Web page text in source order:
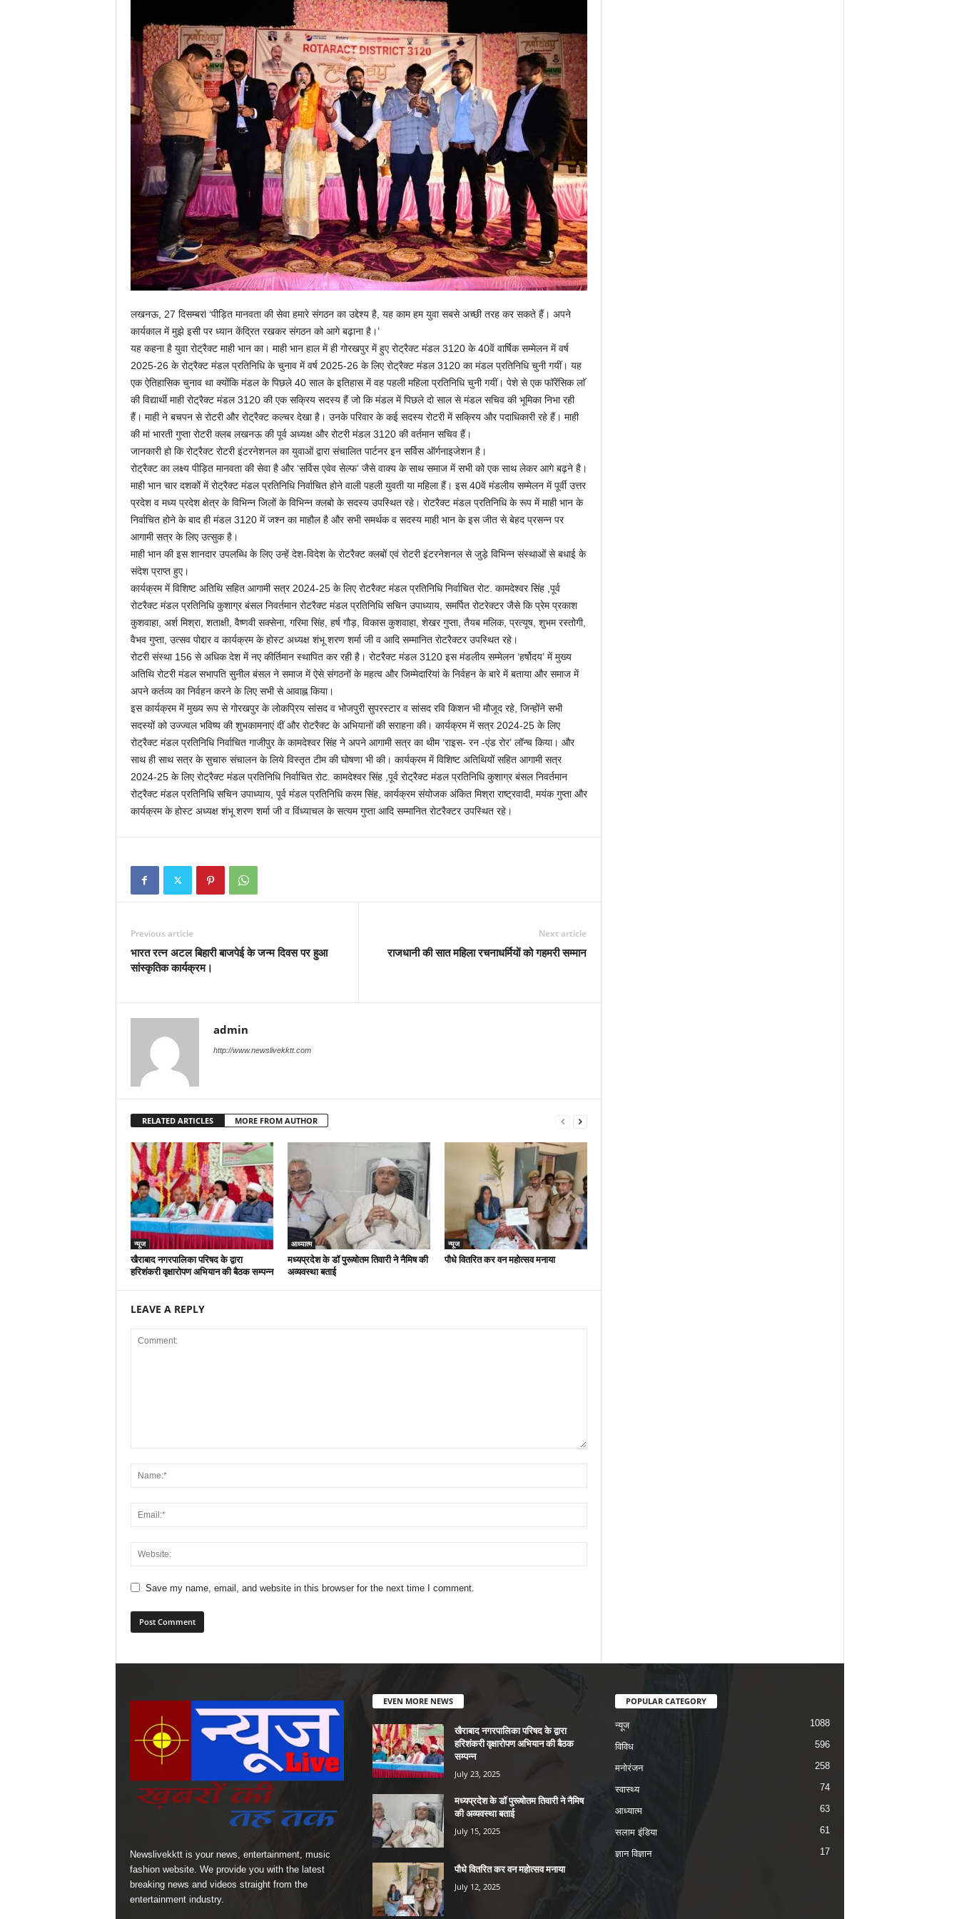
लखनऊ, 27 दिसम्बरl ‘पीड़ित मानवता की सेवा हमारे संगठन का उद्देश्य है, यह काम हम युवा सबसे अच्छी तरह कर सकते हैं। अपने
कार्यकाल में मुझे इसी पर ध्यान केंद्रित रखकर संगठन को आगे बढ़ाना है।’
यह कहना है युवा रोट्रैक्ट माही भान का। माही भान हाल में ही गोरखपुर में हुए रोट्रैक्ट मंडल 3120 के 40वें वार्षिक सम्मेलन में वर्ष
2025-26 के रोट्रैक्ट मंडल प्रतिनिधि के चुनाव में वर्ष 2025-26 के लिए रोट्रैक्ट मंडल 3120 का मंडल प्रतिनिधि चुनी गयीं। यह
एक ऐतिहासिक चुनाव था क्योंकि मंडल के पिछले 40 साल के इतिहास में वह पहली महिला प्रतिनिधि चुनी गयीं। पेशे से एक फॉरेंसिक लाॅ
की विद्यार्थी माही रोट्रैक्ट मंडल 3120 की एक सक्रिय सदस्य हैं जो कि मंडल में पिछले दो साल से मंडल सचिव की भूमिका निभा रही
हैं। माही ने बचपन से रोटरी और रोट्रैक्ट कल्चर देखा है। उनके परिवार के कई सदस्य रोटरी में सक्रिय और पदाधिकारी रहे हैं। माही
की मां भारती गुप्ता रोटरी क्लब लखनऊ की पूर्व अध्यक्ष और रोटरी मंडल 3120 की वर्तमान सचिव हैं।
जानकारी हो कि रोट्रैक्ट रोटरी इंटरनेशनल का युवाओं द्वारा संचालित पार्टनर इन सर्विस ऑर्गनाइजेशन है।
रोट्रैक्ट का लक्ष्य पीड़ित मानवता की सेवा है और ‘सर्विस एवेव सेल्फ’ जैसे वाक्य के साथ समाज में सभी को एक साथ लेकर आगे बढ़ने है।
माही भान चार दशकों में रोट्रैक्ट मंडल प्रतिनिधि निर्वाचित होने वाली पहली युवती या महिला हैं। इस 40वें मंडलीय सम्मेलन में पूर्वी उत्तर
प्रदेश व मध्य प्रदेश क्षेत्र के विभिन्न जिलों के विभिन्न क्लबो के सदस्य उपस्थित रहे। रोटरैक्ट मंडल प्रतिनिधि के रूप में माही भान के
निर्वाचित होने के बाद ही मंडल 3120 में जश्न का माहौल है और सभी समर्थक व सदस्य माही भान के इस जीत से बेहद प्रसन्न पर
आगामी सत्र के लिए उत्सुक है।
माही भान की इस शानदार उपलब्धि के लिए उन्हें देश-विदेश के रोटरैक्ट क्लबों एवं रोटरी इंटरनेशनल से जुड़े विभिन्न संस्थाओं से बधाई के
संदेश प्राप्त हुए।
कार्यक्रम में विशिष्ट अतिथि सहित आगामी सत्र 2024-25 के लिए रोटरैक्ट मंडल प्रतिनिधि निर्वाचित रोट. कामदेश्वर सिंह ,पूर्व
रोटरैक्ट मंडल प्रतिनिधि कुशाग्र बंसल निवर्तमान रोटरैक्ट मंडल प्रतिनिधि सचिन उपाध्याय, समर्पित रोटरेक्टर जैसे कि प्रेम प्रकाश
कुशवाहा, अर्श मिश्रा, शताक्षी, वैष्णवी सक्सेना, गरिमा सिंह, हर्ष गौड़, विकास कुशवाहा, शेखर गुप्ता, तैयब मलिक, प्रत्यूष, शुभम रस्तोगी,
वैभव गुप्ता, उत्सव पोद्दार व कार्यक्रम के होस्ट अध्यक्ष शंभू शरण शर्मा जी व आदि सम्मानित रोटरैक्टर उपस्थित रहे।
रोटरी संस्था 156 से अधिक देश में नए कीर्तिमान स्थापित कर रही है। रोटरैक्ट मंडल 3120 इस मंडलीय सम्मेलन ‘हर्षोदय’ में मुख्य
अतिथि रोटरी मंडल सभापति सुनील बंसल ने समाज में ऐसे संगठनों के महत्व और जिम्मेदारियां के निर्वहन के बारे में बताया और समाज में
अपने कर्तव्य का निर्वहन करने के लिए सभी से आवाह्न किया।
इस कार्यक्रम में मुख्य रूप से गोरखपुर के लोकप्रिय सांसद व भोजपुरी सुपरस्टार व सांसद रवि किशन भी मौजूद रहे, जिन्होंने सभी
सदस्यों को उज्ज्वल भविष्य की शुभकामनाएं दीं और रोटरैक्ट के अभियानों की सराहना की। कार्यक्रम में सत्र 2024-25 के लिए
रोट्रैक्ट मंडल प्रतिनिधि निर्वाचित गाजीपुर के कामदेश्वर सिंह ने अपने आगामी सत्र का थीम ‘राइस- रन -एंड रोर’ लॉन्च किया। और
साथ ही साथ सत्र के सुचारु संचालन के लिये विस्तृत टीम की घोषणा भी की। कार्यक्रम में विशिष्ट अतिथियों सहित आगामी सत्र
2024-25 के लिए रोट्रैक्ट मंडल प्रतिनिधि निर्वाचित रोट. कामदेश्वर सिंह ,पूर्व रोट्रैक्ट मंडल प्रतिनिधि कुशाग्र बंसल निवर्तमान
रोट्रैक्ट मंडल प्रतिनिधि सचिन उपाध्याय, पूर्व मंडल प्रतिनिधि करम सिंह, कार्यक्रम संयोजक अंकित मिश्रा राष्ट्रवादी, मयंक गुप्ता और
कार्यक्रम के होस्ट अध्यक्ष शंभू शरण शर्मा जी व विंध्याचल के सत्यम गुप्ता आदि सम्मानित रोटरैक्टर उपस्थित रहे।
Previous article
भारत रत्न अटल बिहारी बाजपेई के जन्म दिवस पर हुआ
सांस्कृतिक कार्यक्रम।
Next article
राजधानी की सात महिला रचनाधर्मियों को गहमरी सम्मान
admin
http://www.newslivekktt.com
RELATED ARTICLES MORE FROM AUTHOR
न्यूज
खैराबाद नगरपालिका परिषद के द्वारा
हरिशंकरी वृक्षारोपण अभियान की बैठक सम्पन्न
आध्यात्म
मध्यप्रदेश के डॉ पुरूषोतम तिवारी ने नैमिष की
अव्यवस्था बताई
न्यूज
पौधे वितरित कर वन महोत्सव मनाया
LEAVE A REPLY
Save my name, email, and website in this browser for the next time I comment.
Newslivekktt is your news, entertainment, music
fashion website. We provide you with the latest
breaking news and videos straight from the
entertainment industry.
EVEN MORE NEWS
खैराबाद नगरपालिका परिषद के द्वारा
हरिशंकरी वृक्षारोपण अभियान की बैठक
सम्पन्न
July 23, 2025
मध्यप्रदेश के डॉ पुरूषोतम तिवारी ने नैमिष
की अव्यवस्था बताई
July 15, 2025
पौधे वितरित कर वन महोत्सव मनाया
July 12, 2025
POPULAR CATEGORY
न्यूज 1088
विविध 596
मनोरंजन 258
स्वास्थ्य 74
आध्यात्म 63
सलाम इंडिया 61
ज्ञान विज्ञान 17